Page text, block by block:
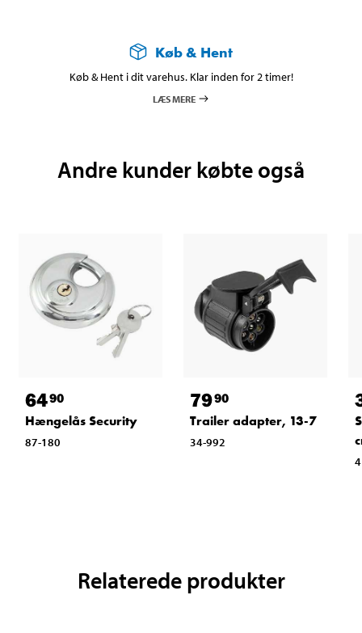
Køb & Hent
Køb & Hent i dit varehus. Klar inden for 2 timer!
LÆS MERE
Andre kunder købte også
6490
Hængelås Security
87-180
7990
Trailer adapter, 13-7
34-992
Relaterede produkter